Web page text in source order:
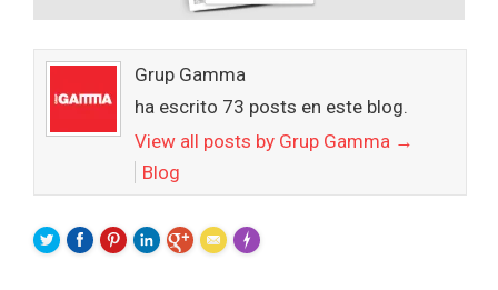
Grup Gamma
ha escrito 73 posts en este blog.
View all posts by Grup Gamma →
Blog
Made with